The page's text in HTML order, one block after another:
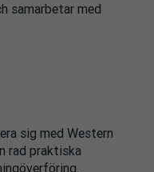
samarbetar med
sig med Western
rad praktiska